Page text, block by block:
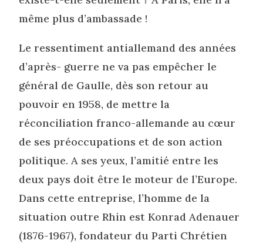
même plus d’ambassade !
Le ressentiment antiallemand des années
d’après- guerre ne va pas empêcher le
général de Gaulle, dès son retour au
pouvoir en 1958, de mettre la
réconciliation franco-allemande au cœur
de ses préoccupations et de son action
politique. A ses yeux, l’amitié entre les
deux pays doit être le moteur de l’Europe.
Dans cette entreprise, l’homme de la
situation outre Rhin est Konrad Adenauer
(1876-1967), fondateur du Parti Chrétien